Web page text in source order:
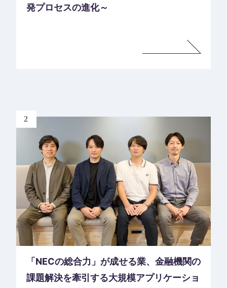
発プロセスの進化～
2
「NECの総合力」が成せる業、金融機関の
課題解決を牽引する大規模アプリケーショ